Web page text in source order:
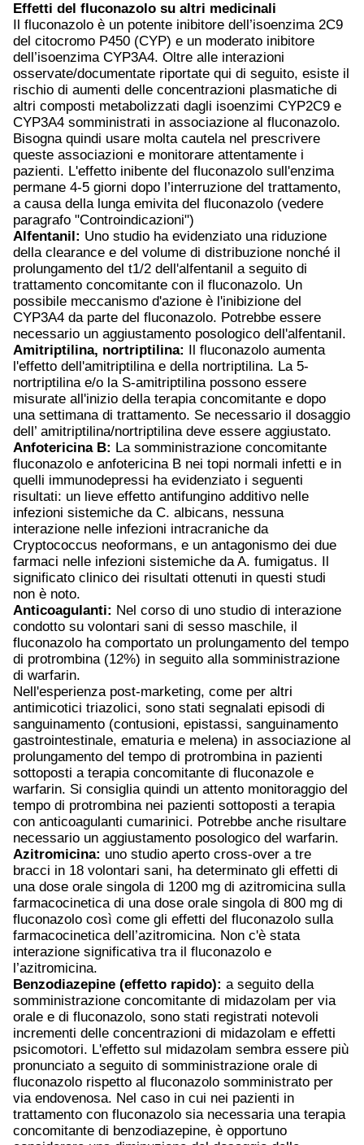
Effetti del fluconazolo su altri medicinali
Il fluconazolo è un potente inibitore dell’isoenzima 2C9
del citocromo P450 (CYP) e un moderato inibitore
dell’isoenzima CYP3A4. Oltre alle interazioni
osservate/documentate riportate qui di seguito, esiste il
rischio di aumenti delle concentrazioni plasmatiche di
altri composti metabolizzati dagli isoenzimi CYP2C9 e
CYP3A4 somministrati in associazione al fluconazolo.
Bisogna quindi usare molta cautela nel prescrivere
queste associazioni e monitorare attentamente i
pazienti. L'effetto inibente del fluconazolo sull'enzima
permane 4-5 giorni dopo l’interruzione del trattamento,
a causa della lunga emivita del fluconazolo (vedere
paragrafo "Controindicazioni")
Alfentanil: Uno studio ha evidenziato una riduzione
della clearance e del volume di distribuzione nonché il
prolungamento del t1/2 dell'alfentanil a seguito di
trattamento concomitante con il fluconazolo. Un
possibile meccanismo d'azione è l'inibizione del
CYP3A4 da parte del fluconazolo. Potrebbe essere
necessario un aggiustamento posologico dell'alfentanil.
Amitriptilina, nortriptilina: Il fluconazolo aumenta
l'effetto dell'amitriptilina e della nortriptilina. La 5-
nortriptilina e/o la S-amitriptilina possono essere
misurate all'inizio della terapia concomitante e dopo
una settimana di trattamento. Se necessario il dosaggio
dell’ amitriptilina/nortriptilina deve essere aggiustato.
Anfotericina B: La somministrazione concomitante
fluconazolo e anfotericina B nei topi normali infetti e in
quelli immunodepressi ha evidenziato i seguenti
risultati: un lieve effetto antifungino additivo nelle
infezioni sistemiche da C. albicans, nessuna
interazione nelle infezioni intracraniche da
Cryptococcus neoformans, e un antagonismo dei due
farmaci nelle infezioni sistemiche da A. fumigatus. Il
significato clinico dei risultati ottenuti in questi studi
non è noto.
Anticoagulanti: Nel corso di uno studio di interazione
condotto su volontari sani di sesso maschile, il
fluconazolo ha comportato un prolungamento del tempo
di protrombina (12%) in seguito alla somministrazione
di warfarin.
Nell'esperienza post-marketing, come per altri
antimicotici triazolici, sono stati segnalati episodi di
sanguinamento (contusioni, epistassi, sanguinamento
gastrointestinale, ematuria e melena) in associazione al
prolungamento del tempo di protrombina in pazienti
sottoposti a terapia concomitante di fluconazole e
warfarin. Si consiglia quindi un attento monitoraggio del
tempo di protrombina nei pazienti sottoposti a terapia
con anticoagulanti cumarinici. Potrebbe anche risultare
necessario un aggiustamento posologico del warfarin.
Azitromicina: uno studio aperto cross-over a tre
bracci in 18 volontari sani, ha determinato gli effetti di
una dose orale singola di 1200 mg di azitromicina sulla
farmacocinetica di una dose orale singola di 800 mg di
fluconazolo così come gli effetti del fluconazolo sulla
farmacocinetica dell’azitromicina. Non c'è stata
interazione significativa tra il fluconazolo e
l’azitromicina.
Benzodiazepine (effetto rapido): a seguito della
somministrazione concomitante di midazolam per via
orale e di fluconazolo, sono stati registrati notevoli
incrementi delle concentrazioni di midazolam e effetti
psicomotori. L'effetto sul midazolam sembra essere più
pronunciato a seguito di somministrazione orale di
fluconazolo rispetto al fluconazolo somministrato per
via endovenosa. Nel caso in cui nei pazienti in
trattamento con fluconazolo sia necessaria una terapia
concomitante di benzodiazepine, è opportuno